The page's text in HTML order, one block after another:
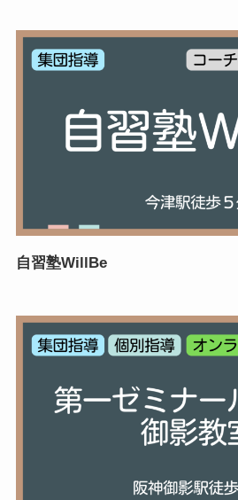
自習塾WillBe